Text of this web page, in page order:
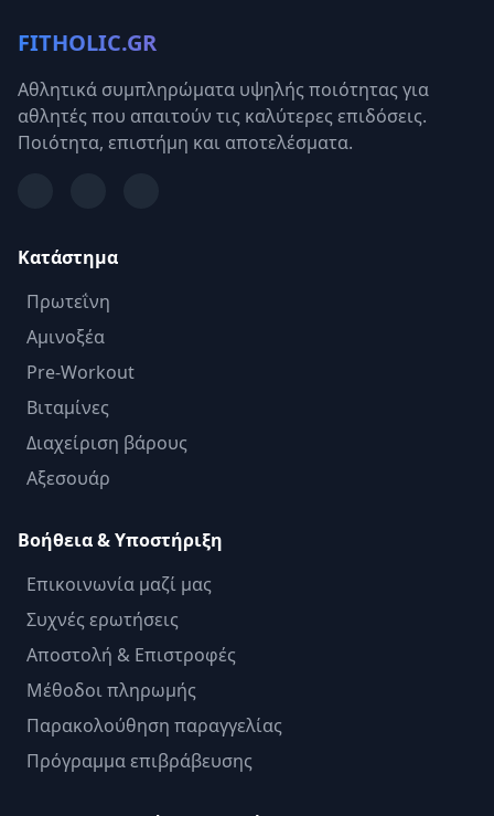
FITHOLIC.GR
Αθλητικά συμπληρώματα υψηλής ποιότητας για
αθλητές που απαιτούν τις καλύτερες επιδόσεις.
Ποιότητα, επιστήμη και αποτελέσματα.
Κατάστημα
Πρωτεΐνη
Αμινοξέα
Pre-Workout
Βιταμίνες
Διαχείριση βάρους
Αξεσουάρ
Βοήθεια & Υποστήριξη
Επικοινωνία μαζί μας
Συχνές ερωτήσεις
Αποστολή & Επιστροφές
Μέθοδοι πληρωμής
Παρακολούθηση παραγγελίας
Πρόγραμμα επιβράβευσης